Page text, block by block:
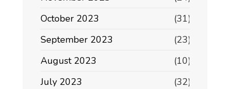
October 2023
(31)
September 2023
(23)
August 2023
(10)
July 2023
(32)